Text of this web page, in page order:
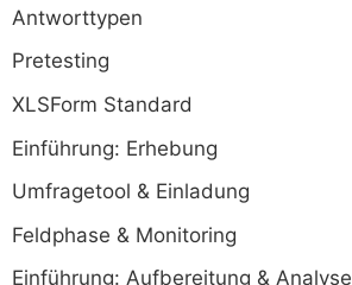
Antworttypen
Pretesting
XLSForm Standard
Einführung: Erhebung
Umfragetool & Einladung
Feldphase & Monitoring
Einführung: Aufbereitung & Analyse